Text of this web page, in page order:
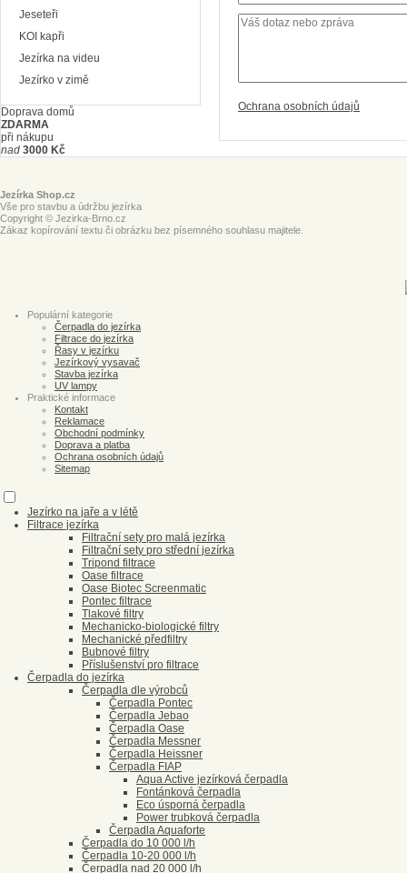
Ochrana osobních údajů
Jeseteři
KOI kapři
Jezírka na videu
Jezírko v zimě
Doprava domů
ZDARMA
při nákupu
nad 3000 Kč
Jezírka Shop.cz
Vše pro stavbu a údržbu jezírka
Copyright © Jezirka-Brno.cz
Zákaz kopírování textu či obrázku bez písemného souhlasu majitele.
Populární kategorie
Čerpadla do jezírka
Filtrace do jezírka
Řasy v jezírku
Jezírkový vysavač
Stavba jezírka
UV lampy
Praktické informace
Kontakt
Reklamace
Obchodní podmínky
Doprava a platba
Ochrana osobních údajů
Sitemap
Jezírko na jaře a v létě
Filtrace jezírka
Filtrační sety pro malá jezírka
Filtrační sety pro střední jezírka
Tripond filtrace
Oase filtrace
Oase Biotec Screenmatic
Pontec filtrace
Tlakové filtry
Mechanicko-biologické filtry
Mechanické předfiltry
Bubnové filtry
Příslušenství pro filtrace
Čerpadla do jezírka
Čerpadla dle výrobců
Čerpadla Pontec
Čerpadla Jebao
Čerpadla Oase
Čerpadla Messner
Čerpadla Heissner
Čerpadla FIAP
Aqua Active jezírková čerpadla
Fontánková čerpadla
Eco úsporná čerpadla
Power trubková čerpadla
Čerpadla Aquaforte
Čerpadla do 10 000 l/h
Čerpadla 10-20 000 l/h
Čerpadla nad 20 000 l/h